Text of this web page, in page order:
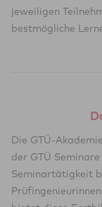
jeweiligen
bestmögliche
Die GTÜ-
der GTÜ
Seminartätigkeit